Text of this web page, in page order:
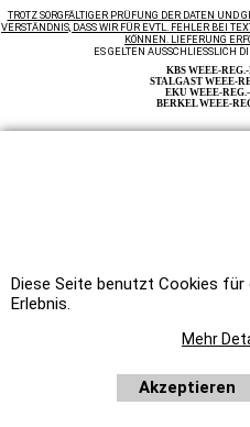
TROTZ SORGFÄLTIGER PRÜFUNG DER DATEN
VERSTÄNDNIS, DASS WIR FÜR EVTL. FEHLER BEI
KÖNNEN. LIEFERUNG
ES GELTEN AUSSCHLIESSLICH
KBS WEEE-
STALGAST WEEE-
EKU WEEE-
BERKEL WEEE-
ausschließlich Unternehmer im Sinne des §
Handwerk, Handel und die freien Berufe zur
WebShop
Diese Seite benutzt Cookies für
Erlebnis.
Mehr
Akzeptieren